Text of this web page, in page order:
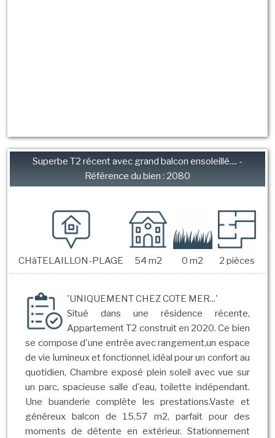
Superbe T2 récent avec grand balcon ensoleillé.... -
Référence du bien : 2080
CHâTELAILLON-PLAGE 54 m2 0 m2 2 pièces
'UNIQUEMENT CHEZ COTE MER...'
Situé dans une résidence récente,
Appartement T2 construit en 2020. Ce bien
se compose d'une entrée avec rangement,un espace
de vie lumineux et fonctionnel, idéal pour un confort au
quotidien, Chambre exposé plein soleil avec vue sur
un parc, spacieuse salle d'eau, toilette indépendant.
Une buanderie complète les prestations.Vaste et
généreux balcon de 15,57 m2, parfait pour des
moments de détente en extérieur. Stationnement